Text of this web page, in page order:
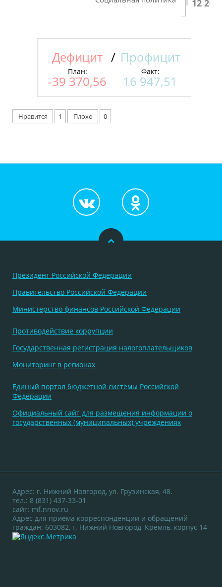
12
Дефицит / Профицит
План: Факт:
-39 370,56 16 947,51
Нравится 1 Плохо 0
Президент Российской Федерации
Правительство Российской Федерации
Министерство финансов Российской Федерации
Противодействие коррупции
Государственная регистрация налогоплательщиков
Мониторинг в регионах
Единый портал бюджетной системы Российской
Федерации
Официальный сайт для размещения информации о
государственных (муниципальных) учреждениях
Адрес: г. Нижний Новгород, ул. Грузинская, 48.
тел.: 8 (831) 437-33-01
сайт: mf.nnov.ru
Адрес для приёма корреспонденции и обращений
граждан: 603082, г. Нижний Новгород, Кремль, корпус 14